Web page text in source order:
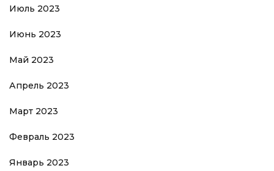
Июль 2023
Июнь 2023
Май 2023
Апрель 2023
Март 2023
Февраль 2023
Январь 2023